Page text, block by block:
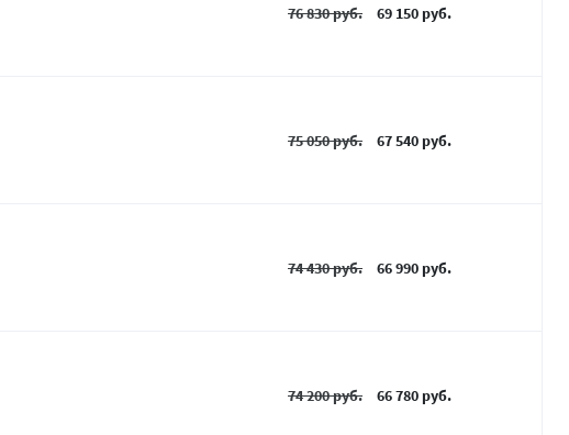
76 830 руб. 69 150 руб.
75 050 руб. 67 540 руб.
74 430 руб. 66 990 руб.
74 200 руб. 66 780 руб.